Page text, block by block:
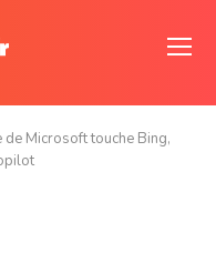
de Microsoft touche Bing,